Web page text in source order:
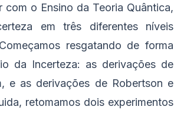
o Ensino da Teoria Quântica,
em três diferentes níveis
resgatando de forma
da Incerteza: as derivações de
e as derivações de Robertson e
retomamos dois experimentos